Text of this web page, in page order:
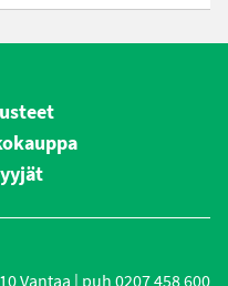
Vantaa | puh 0207 458 600